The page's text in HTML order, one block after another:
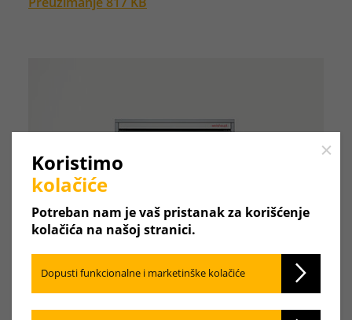
Close
Koristimo
kolačiće
Potreban nam je vaš pristanak za korišćenje
kolačića na našoj stranici.
Dopusti funkcionalne i marketinške kolačiće